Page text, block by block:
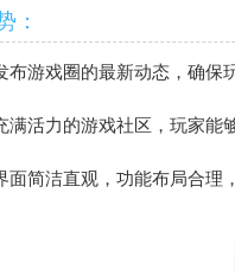
：
布游戏圈的最新动态，确保
满活力的游戏社区，玩家能
面简洁直观，功能布局合理